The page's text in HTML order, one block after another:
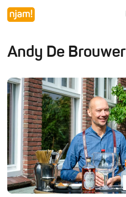
Andy De Brouwer